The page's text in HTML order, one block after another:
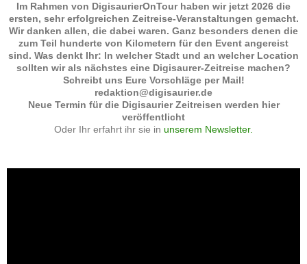
Im Rahmen von DigisaurierOnTour haben wir jetzt 2026 die
ersten, sehr erfolgreichen Zeitreise-Veranstaltungen gemacht.
Wir danken allen, die dabei waren. Ganz besonders denen die
zum Teil hunderte von Kilometern für den Event angereist
sind. Was denkt Ihr: In welcher Stadt und an welcher Location
sollten wir als nächstes eine Digisaurer-Zeitreise machen?
Schreibt uns Eure Vorschläge per Mail!
redaktion@digisaurier.de
Neue Termin für die Digisaurier Zeitreisen werden hier
veröffentlicht
Oder Ihr erfahrt ihr sie in unserem Newsletter.